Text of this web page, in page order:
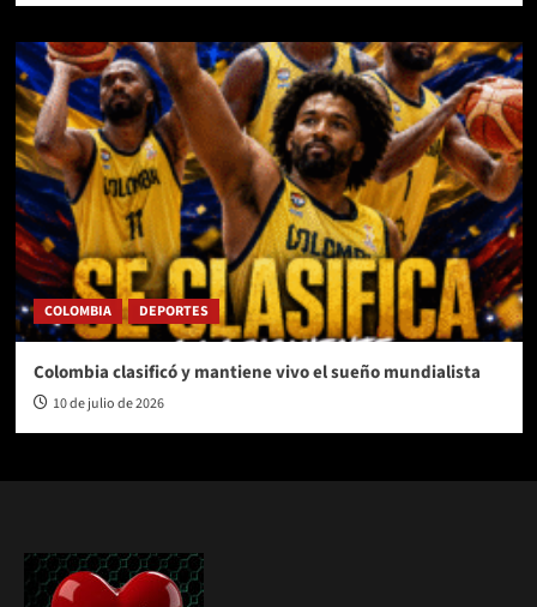
COLOMBIA DEPORTES
Colombia clasificó y mantiene vivo el sueño mundialista
10 de julio de 2026